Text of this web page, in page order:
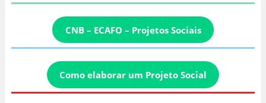
CNB – ECAFO – Projetos Sociais
Como elaborar um Projeto Social